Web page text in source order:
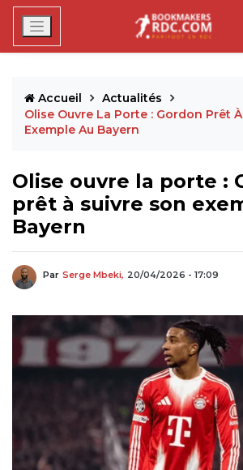
Accueil
Actualités
Olise Ouvre La Porte : Gordon Prêt
Exemple Au Bayern
Olise ouvre la porte :
prêt à suivre son
Bayern
Par Serge Mbeki, 20/04/2026 - 17:09